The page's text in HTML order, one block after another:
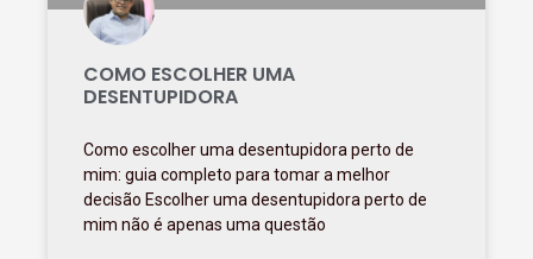
COMO ESCOLHER UMA
DESENTUPIDORA
Como escolher uma desentupidora perto de
mim: guia completo para tomar a melhor
decisão Escolher uma desentupidora perto de
mim não é apenas uma questão